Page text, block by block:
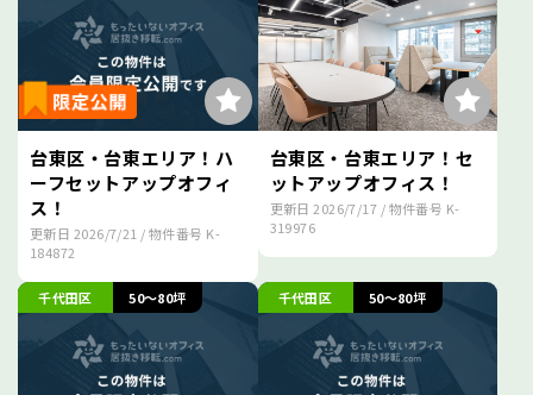
台東区・台東エリア！ハ
ーフセットアップオフィ
ス！
更新日 2026/7/21 / 物件番号 K-
184872
台東区・台東エリア！セ
ットアップオフィス！
更新日2026/7/17 / 物件番号 K-
319976
千代田区 50～80坪 千代田区 50～80坪